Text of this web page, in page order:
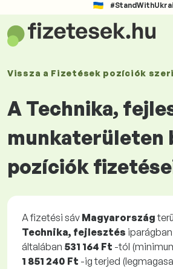
Vissza a Fizetések pozíciók
A Technika,
munkaterületen
pozíciók
A fizetési sáv Magyarország
Technika, fejlesztés
általában 531 164 Ft -tól
1 851 240 Ft -ig terjed